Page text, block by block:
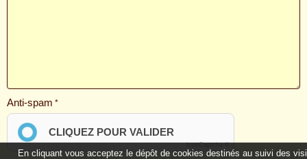
Anti-spam
CLIQUEZ POUR VALIDER
IconCaptcha ©
En cliquant vous acceptez le dépôt de cookies destinés au suivi des